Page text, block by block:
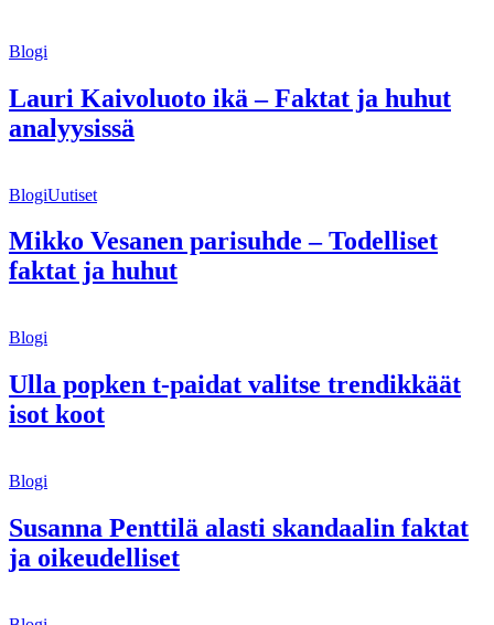
Blogi
Lauri Kaivoluoto ikä – Faktat ja huhut
analyysissä
BlogiUutiset
Mikko Vesanen parisuhde – Todelliset
faktat ja huhut
Blogi
Ulla popken t-paidat valitse trendikkäät
isot koot
Blogi
Susanna Penttilä alasti skandaalin faktat
ja oikeudelliset